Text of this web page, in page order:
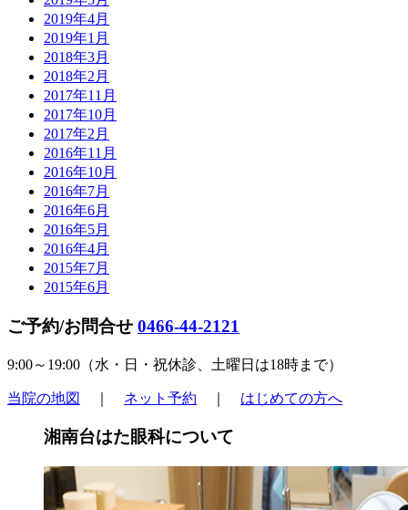
2019年4月
2019年1月
2018年3月
2018年2月
2017年11月
2017年10月
2017年2月
2016年11月
2016年10月
2016年7月
2016年6月
2016年5月
2016年4月
2015年7月
2015年6月
ご予約/お問合せ 0466-44-2121
9:00～19:00（水・日・祝休診 、土曜日は18時まで）
当院の地図 ネット予約 はじめての方へ
湘南台はた眼科について